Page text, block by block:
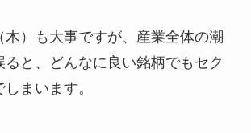
木）も大事ですが、産業全体の潮
と、どんなに良い銘柄でもセク
まいます。